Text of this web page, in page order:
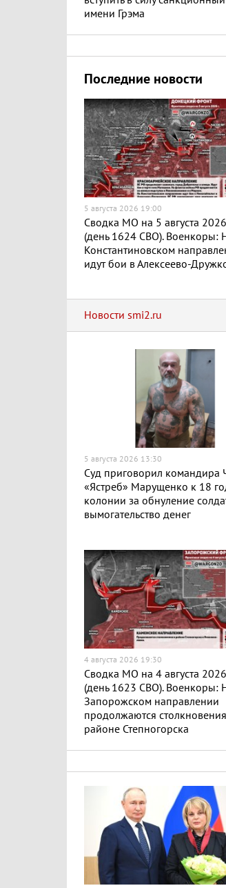
имени Грэма
Последние новости
5 августа 2026 19:00
Сводка МО на 5 августа
(день 1624 СВО). Военкоры:
Константиновском
идут бои в Алексеево-
Новости smi2.ru
5 августа 2026 13:30
Суд приговорил командира
«Ястреб» Марущенко к 18
колонии за обнуление
вымогательство денег
4 августа 2026 19:30
Сводка МО на 4 августа
(день 1623 СВО). Военкоры:
Запорожском направлении
продолжаются
районе Степногорска